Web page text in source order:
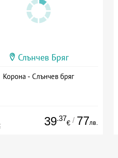
Слънчев Бряг
Корона - Слънчев бряг
39.37
€ / 77лв.